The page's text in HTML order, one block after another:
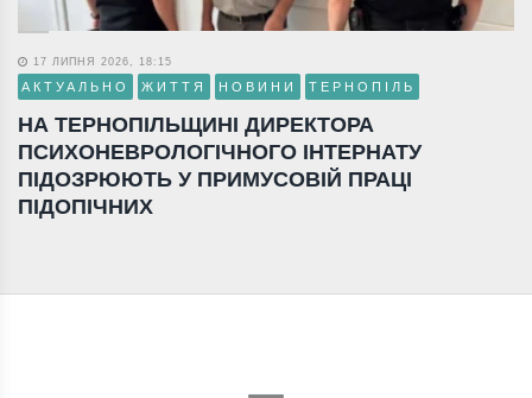
17 ЛИПНЯ 2026, 18:15
АКТУАЛЬНО ЖИТТЯ НОВИНИ ТЕРНОПІЛЬ
НА ТЕРНОПІЛЬЩИНІ ДИРЕКТОРА
ПСИХОНЕВРОЛОГІЧНОГО ІНТЕРНАТУ
ПІДОЗРЮЮТЬ У ПРИМУСОВІЙ ПРАЦІ
ПІДОПІЧНИХ